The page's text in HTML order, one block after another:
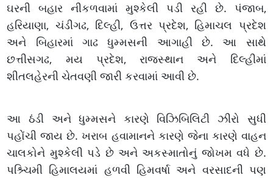
ઘરની બહાર નીકળવામાં મુશ્કેલી પડી રહી છે. પંજાબ,
હરિયાણા, ચંડીગઢ, દિલ્હી, ઉત્તર પ્રદેશ, હિમાચલ પ્રદેશ
અને બિહારમાં ગાઢ ધુમ્મસની આગાહી છે. આ સાથે
છત્તીસગઢ, મય પ્રદેશ, રાજસ્થાન અને દિલ્હીમાં
શીતલહેરની ચેતવણી જારી કરવામાં આવી છે.
આ ઠંડી અને ધુમ્મસને કારણે વિઝિબિલિટી ઝીરો સુધી
પહોંચી જાય છે. ખરાબ હવામાનને કારણે જેના કારણે વાહન
ચાલકોને મુશ્કેલી પડે છે અને અકસ્માતોનું જોખમ વધે છે.
પશ્ર્ચિમી હિમાલયમાં હળવી હિમવર્ષા અને વરસાદની પણ